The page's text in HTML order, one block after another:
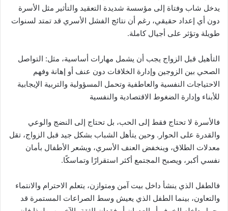
يدخل شاب وفتاة إلى مؤسسة شديدة التعقيد والتأثير مثل الأسرة
دون أي إعداد حقيقي، رغم أن نتائج الفشل الأسري قد تمتد لسنوات
طويلة وتؤثر على أجيال كاملة.
التأهيل قبل الزواج يجب أن يشمل مهارات أساسية، مثل: التواصل
الصحي بين الزوجين وإدارة الخلافات دون عنف أو إهانة وفهم
الاحتياجات النفسية والعاطفية وتحمل المسؤولية والتربية الإيجابية
للأبناء وإدارة الضغوط الاقتصادية والنفسية
فالأسرة لا تحتاج فقط إلى الحب، بل تحتاج إلى النضج والوعي
والقدرة على الحوار. وحين يتأهل الشباب بشكل جيد قبل الزواج، تقل
معدلات الطلاق، وينخفض العنف الأسري، ويشعر الأطفال بأمان
نفسي أكبر، ويصبح المجتمع أكثر استقرارًا وتماسكًا.
فالطفل الذي ينشأ داخل بيت آمن ومتوازن، يتعلم الاحترام والانتماء
والتعاون، بينما الطفل الذي يعيش وسط الصراعات المستمرة قد